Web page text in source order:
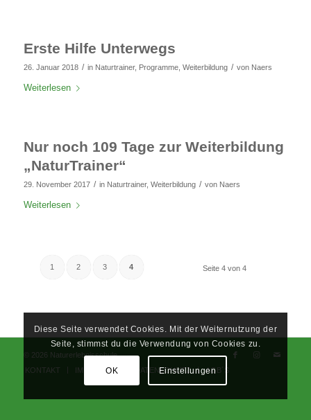
Erste Hilfe Unterwegs
26. Januar 2018 / in Naturtrainer, Programme, Weiterbildung / von Naers
Weiterlesen
Nur noch 109 Tage zur Weiterbildung
„NaturTrainer“
29. November 2017 / in Naturtrainer, Weiterbildung / von Naers
Weiterlesen
Seite 4 von 4
1 2 3 4
© 2026 Naturerlebnisschule
KONTAKT
IMPRESSUM DATENSCHUTZ AGB´S
Diese Seite verwendet Cookies. Mit der Weiternutzung der
Seite, stimmst du die Verwendung von Cookies zu.
OK Einstellungen